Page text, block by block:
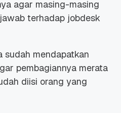
agar masing-masing
terhadap jobdesk
sudah mendapatkan
pembagiannya merata
diisi orang yang